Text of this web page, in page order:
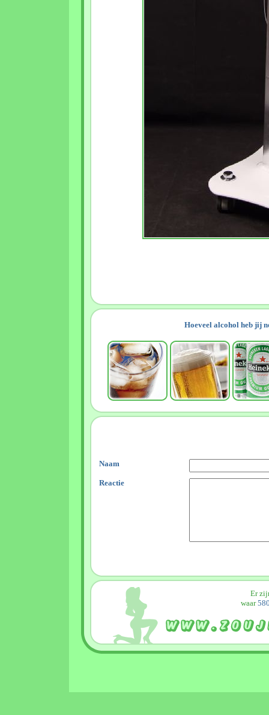
Hoeveel alcohol heb jij
Naam
Reactie
Er
waar